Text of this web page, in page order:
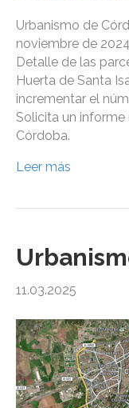
Urbanismo de
noviembre de
Detalle de las
Huerta de Santa
incrementar el
Solicita un informe
Córdoba.
Leer más
11.03.2025